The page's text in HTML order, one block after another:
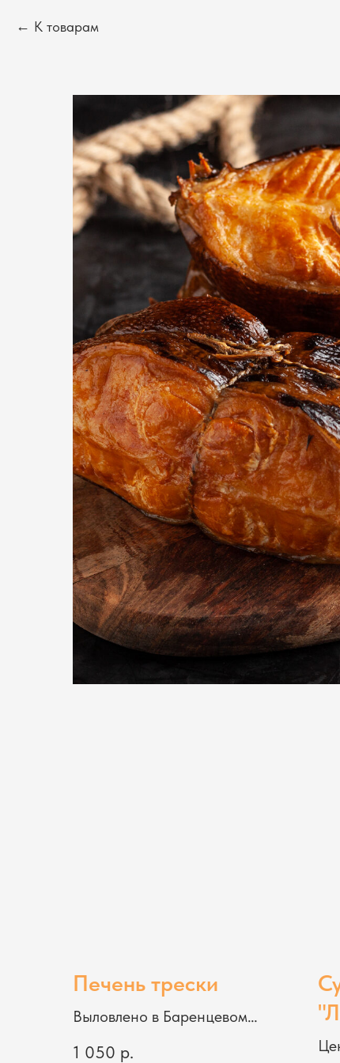
К товарам
Печень трески
Выловлено в Баренцевом
море, 500 г.
1 050 р.